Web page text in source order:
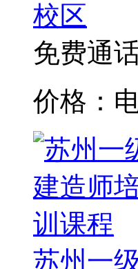
校区
免费通
价格：
苏州一